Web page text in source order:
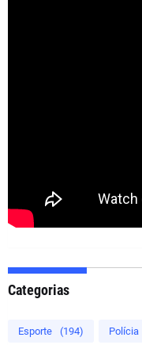
Categorias
Esporte (194) Polícia